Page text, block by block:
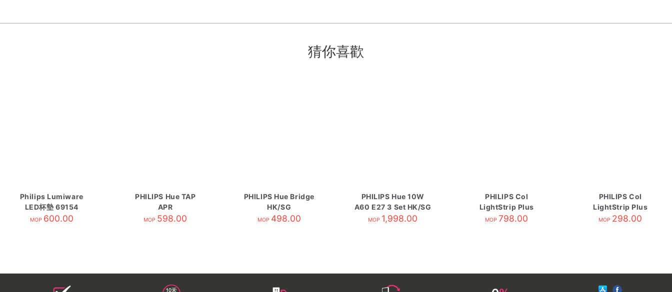
猜你喜歡
Philips Lumiware
LED杯墊 69154
MOP 600.00
PHILIPS Hue TAP
APR
MOP 598.00
PHILIPS Hue Bridge
HK/SG
MOP 498.00
PHILIPS Hue 10W
A60 E27 3 Set HK/SG
MOP 1,998.00
PHILIPS Col
LightStrip Plus
EU/UK Base Mixed
MOP 798.00
PHILIPS Col
LightStrip Plus
EU/UK Ext Mixed
MOP 298.00